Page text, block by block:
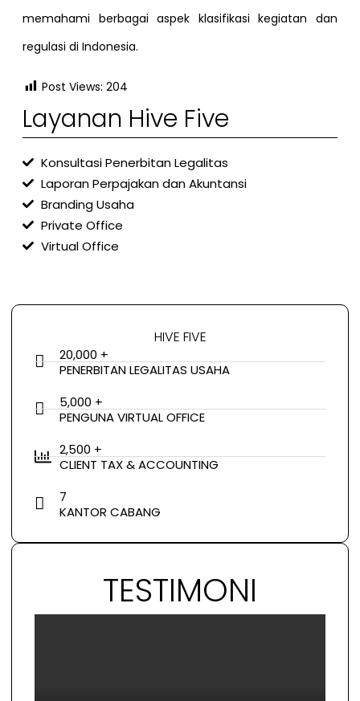
memahami berbagai aspek klasifikasi kegiatan dan
regulasi di Indonesia.
Post Views: 204
Layanan Hive Five
Konsultasi Penerbitan Legalitas
Laporan Perpajakan dan Akuntansi
Branding Usaha
Private Office
Virtual Office
HIVE FIVE
20,000 +
PENERBITAN LEGALITAS USAHA
5,000 +
PENGUNA VIRTUAL OFFICE
2,500 +
CLIENT TAX & ACCOUNTING
7
KANTOR CABANG
TESTIMONI